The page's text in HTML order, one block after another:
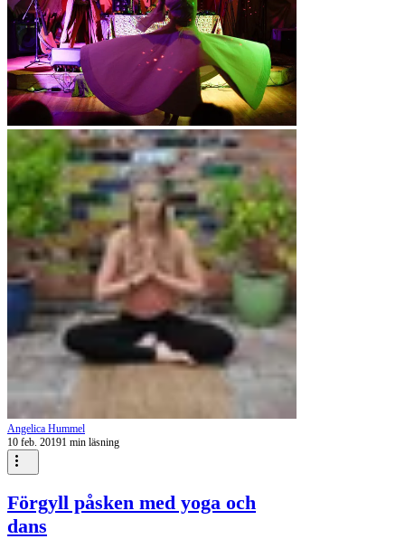
Angelica Hummel
10 feb. 20191 min läsning
Förgyll påsken med yoga och
dans